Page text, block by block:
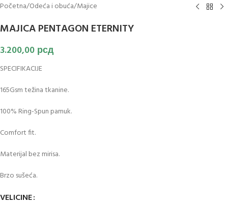
Početna/Odeća i obuća/Majice
MAJICA PENTAGON ETERNITY
3.200,00 рсд
SPECIFIKACIJE
165Gsm težina tkanine.
100% Ring-Spun pamuk.
Comfort fit.
Materijal bez mirisa.
Brzo sušeća.
VELICINE